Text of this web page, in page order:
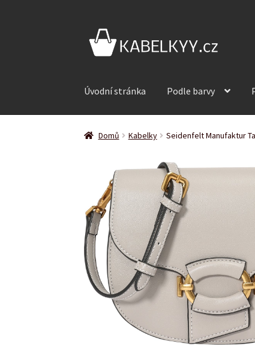
Přeskočit
na
Přejít
Úvodní stránka Podle barvy
Domů Kabelky Seidenfelt Manufaktur